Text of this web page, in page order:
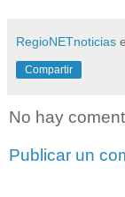
RegioNETnoticias
Compartir
No hay
Publicar un